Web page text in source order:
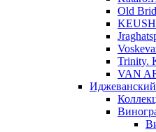
Old
Trinity.
VAN